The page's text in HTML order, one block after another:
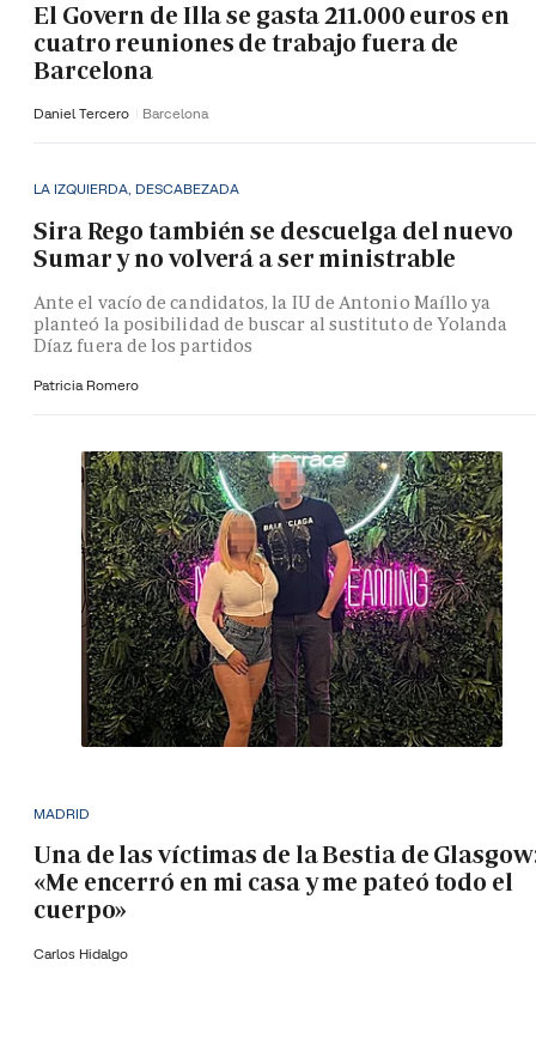
El Govern de Illa se gasta 211.000 euros en
cuatro reuniones de trabajo fuera de
Barcelona
Daniel Tercero Barcelona
LA IZQUIERDA, DESCABEZADA
Sira Rego también se descuelga del nuevo
Sumar y no volverá a ser ministrable
Ante el vacío de candidatos, la IU de Antonio Maíllo ya
planteó la posibilidad de buscar al sustituto de Yolanda
Díaz fuera de los partidos
Patricia Romero
MADRID
Una de las víctimas de la Bestia de
«Me encerró en mi casa y me pateó todo el
cuerpo»
Carlos Hidalgo